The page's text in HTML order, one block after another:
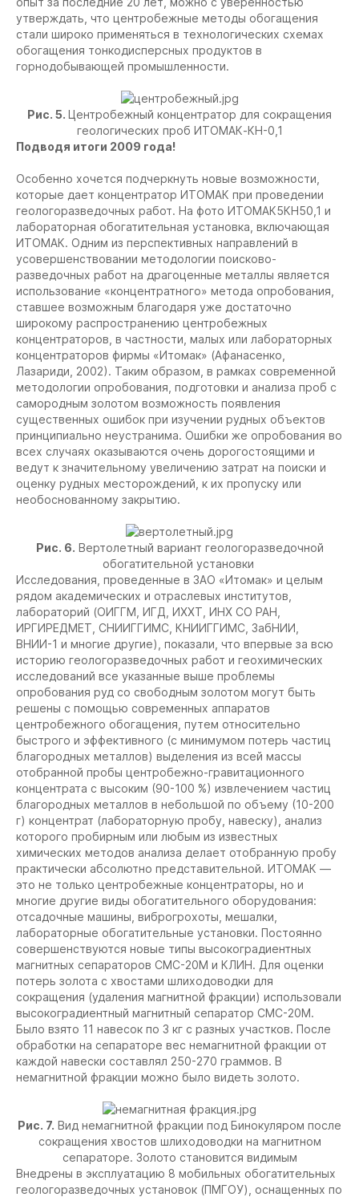
утверждать, что центробежные методы обогащения
стали широко применяться в технологических схемах
обогащения тонкодисперсных продуктов в
горнодобывающей промышленности.
Рис. 5. Центробежный концентратор для сокращения
геологических проб ИТОМАК-КН-0,1
Подводя итоги 2009 года!
Особенно хочется подчеркнуть новые возможности,
которые дает концентратор ИТОМАК при проведении
геологоразведочных работ. На фото ИТОМАК5КН50,1 и
лабораторная обогатительная установка, включающая
ИТОМАК. Одним из перспективных направлений в
усовершенствовании методологии поисково-
разведочных работ на драгоценные металлы является
использование «концентратного» метода опробования,
ставшее возможным благодаря уже достаточно
широкому распространению центробежных
концентраторов, в частности, малых или лабораторных
концентраторов фирмы «Итомак» (Афанасенко,
Лазариди, 2002). Таким образом, в рамках современной
методологии опробования, подготовки и анализа проб с
самородным золотом возможность появления
существенных ошибок при изучении рудных объектов
принципиально неустранима. Ошибки же опробования во
всех случаях оказываются очень дорогостоящими и
ведут к значительному увеличению затрат на поиски и
оценку рудных месторождений, к их пропуску или
необоснованному закрытию.
Рис. 6. Вертолетный вариант геологоразведочной
обогатительной установки
Исследования, проведенные в ЗАО «Итомак» и целым
рядом академических и отраслевых институтов,
лабораторий (ОИГГМ, ИГД, ИХХТ, ИНХ СО РАН,
ИРГИРЕДМЕТ, СНИИГГИМС, КНИИГГИМС, ЗабНИИ,
ВНИИ-1 и многие другие), показали, что впервые за всю
историю геологоразведочных работ и геохимических
исследований все указанные выше проблемы
опробования руд со свободным золотом могут быть
решены с помощью современных аппаратов
центробежного обогащения, путем относительно
быстрого и эффективного (с минимумом потерь частиц
благородных металлов) выделения из всей массы
отобранной пробы центробежно-гравитационного
концентрата с высоким (90-100 %) извлечением частиц
благородных металлов в небольшой по объему (10-200
г) концентрат (лабораторную пробу, навеску), анализ
которого пробирным или любым из известных
химических методов анализа делает отобранную пробу
практически абсолютно представительной. ИТОМАК —
это не только центробежные концентраторы, но и
многие другие виды обогатительного оборудования:
отсадочные машины, виброгрохоты, мешалки,
лабораторные обогатительные установки. Постоянно
совершенствуются новые типы высокоградиентных
магнитных сепараторов СМС-20М и КЛИН. Для оценки
потерь золота с хвостами шлиходоводки для
сокращения (удаления магнитной фракции) использовали
высокоградиентный магнитный сепаратор CMC-20М.
Было взято 11 навесок по 3 кг с разных участков. После
обработки на сепараторе вес немагнитной фракции от
каждой навески составлял 250-270 граммов. В
немагнитной фракции можно было видеть золото.
Рис. 7. Вид немагнитной фракции под Бинокуляром после
сокращения хвостов шлиходоводки на магнитном
сепараторе. Золото становится видимым
Внедрены в эксплуатацию 8 мобильных обогатительных
геологоразведочных установок (ПМГОУ), оснащенных по